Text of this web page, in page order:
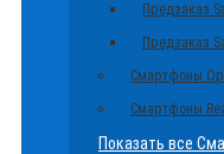
Предзаказ
Предзаказ
Смартфоны
Смартфоны
Показать все